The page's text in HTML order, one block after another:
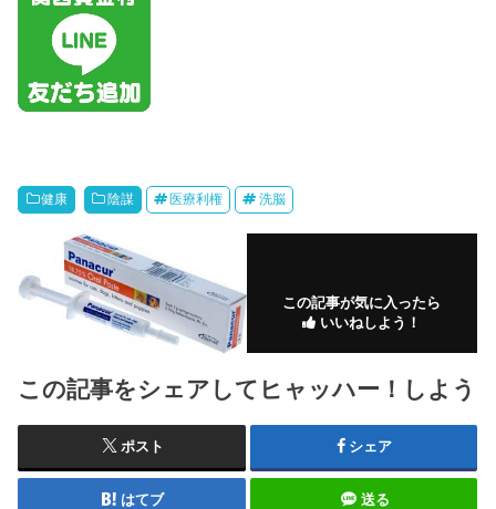
健康 陰謀 医療利権 洗脳
この記事が気に入ったら
いいねしよう！
この記事をシェアしてヒャッハー！しよう
ポスト シェア
はてブ 送る